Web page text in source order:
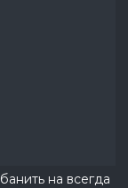
на всегда